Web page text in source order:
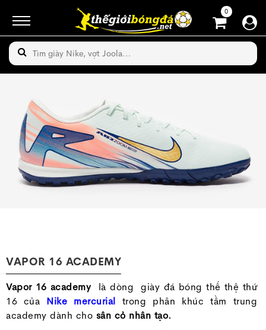
0
VAPOR 16 ACADEMY
Vapor 16 academylà dòng giày đá bóng thế thệ thứ
16 của Nike mercurial trong phân khúc tầm trung
academy dành cho sân cỏ nhân tạo.